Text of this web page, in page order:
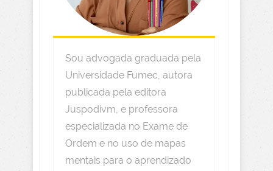
Sou advogada graduada pela
Universidade Fumec, autora
publicada pela editora
Juspodivm, e professora
especializada no Exame de
Ordem e no uso de mapas
mentais para o aprendizado